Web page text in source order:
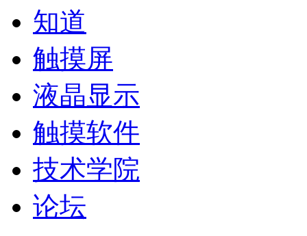
知道
触摸屏
液晶显示
触摸软件
技术学院
论坛